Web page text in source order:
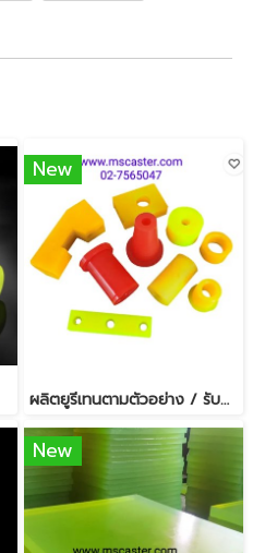
New
ผลิตยูรีเทนตามตัวอย่าง / รับผลิตยูรีเทนตามแบบ
New